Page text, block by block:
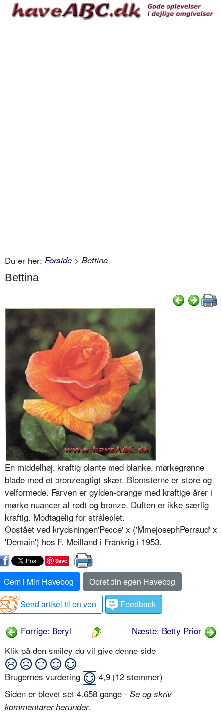
Du er her: Forside > Bettina
Bettina
En middelhøj, kraftig plante med blanke, mørkegrøn­ne
blade med et bronzeagtigt skær. Blomsterne er store og
velformede. Farven er gylden-orange med kraftige årer i
mørke nuancer af rødt og bronze. Duften er ikke særlig
kraftig. Modtagelig for stråleplet.
Opstået ved krydsningen'Pecce' x ('MmejosephPerraud' x
'Demain') hos F. Meilland i Frankrig i 1953.
Save
Gem i Min Havebog
Opret din egen Havebog
Send artikel til en ven
Feedback
Forrige: Beryl
Næste: Betty Prior
Klik på den smiley du vil give denne side
Brugernes vurdering 4,9 (12 stemmer)
Siden er blevet set 4.658 gange - Se og skriv
kommentarer herunder.